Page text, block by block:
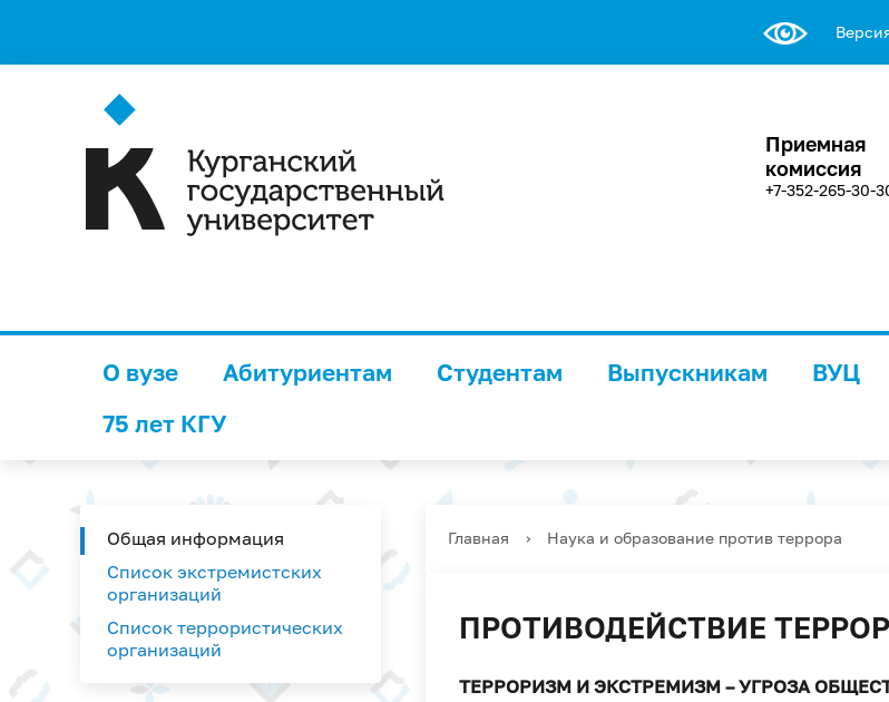
Приемная
комиссия
+7-352-265-30-
О вузе Абитуриентам Студентам Выпускникам ВУЦ
75 лет КГУ
Общая информация
Список экстремистских
организаций
Список террористических
организаций
Главная › Наука и образование против террора
ПРОТИВОДЕЙСТВИЕ
ТЕРРОРИЗМ И ЭКСТРЕМИЗМ – УГРОЗА